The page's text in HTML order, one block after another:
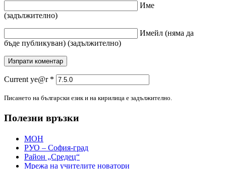
Име
(задължително)
Имейл (няма да
бъде публикуван) (задължително)
Current ye@r *
Писането на български език и на кирилица е задължително.
Полезни връзки
МОН
РУО – София-град
Район „Средец“
Мрежа на учителите новатори